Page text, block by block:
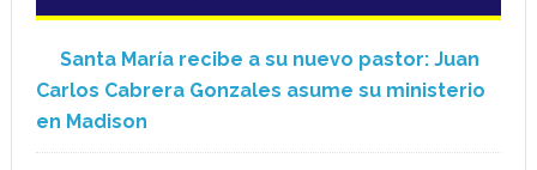
Santa María recibe a su nuevo pastor: Juan
Carlos Cabrera Gonzales asume su ministerio
en Madison